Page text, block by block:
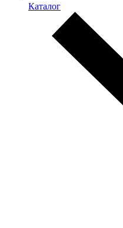
Каталог